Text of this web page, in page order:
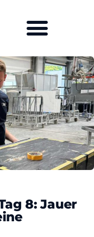
8: Jauer